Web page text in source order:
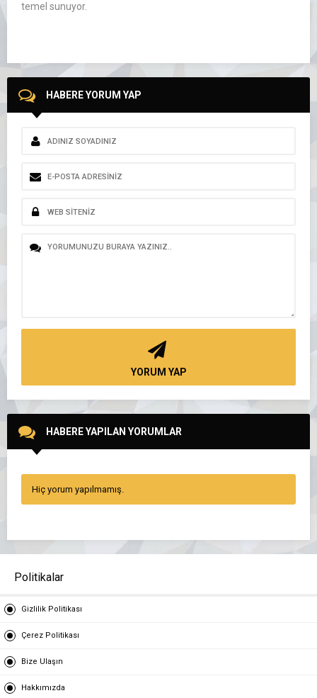
temel sunuyor.
HABERE YORUM YAP
YORUM YAP
HABERE YAPILAN YORUMLAR
Hiç yorum yapılmamış.
Politikalar
Gizlilik Politikası
Çerez Politikası
Bize Ulaşın
Hakkımızda